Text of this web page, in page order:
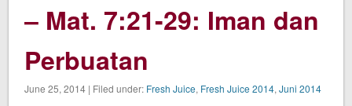
– Mat. 7:21-29: Iman dan
Perbuatan
June 25, 2014 | Filed under: Fresh Juice, Fresh Juice 2014,Juni 2014